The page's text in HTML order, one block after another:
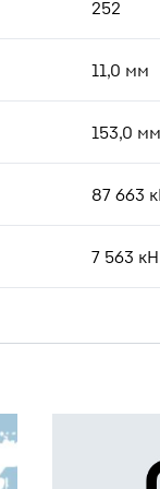
252
11,0 мм
153,0 мм
87 663
7 563 кН